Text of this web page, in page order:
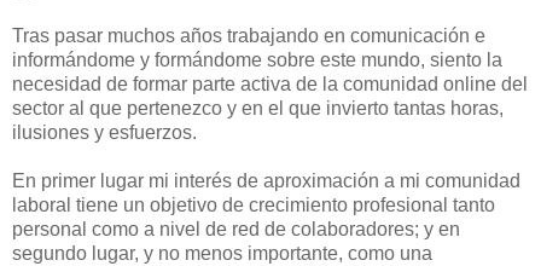
Tras pasar muchos años trabajando en comunicación e
informándome y formándome sobre este mundo, siento la
necesidad de formar parte activa de la comunidad online del
sector al que pertenezco y en el que invierto tantas horas,
ilusiones y esfuerzos.
En primer lugar mi interés de aproximación a mi comunidad
laboral tiene un objetivo de crecimiento profesional tanto
personal como a nivel de red de colaboradores; y en
segundo lugar, y no menos importante, como una